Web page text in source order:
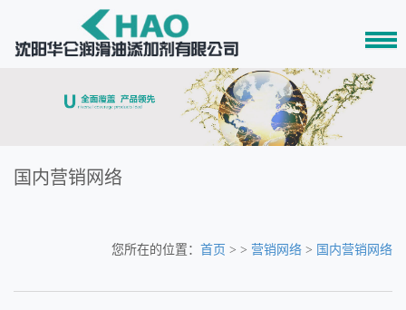
国内营销网络
您所在的位置： 首页 > > 营销网络 > 国内营销网络